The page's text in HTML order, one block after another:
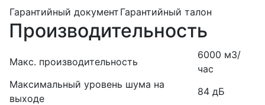
Гарантийный документ Гарантийный талон
Производительность
Макс. производительность
6000 м3/
час
Максимальный уровень шума на
выходе
84 дБ